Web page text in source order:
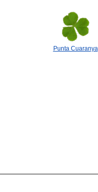
Punta Cuaranya